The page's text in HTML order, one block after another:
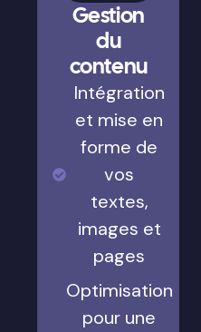
Gestion
du
contenu
Intégration
et mise en
forme de
vos
textes,
images et
pages
Optimisation
pour une